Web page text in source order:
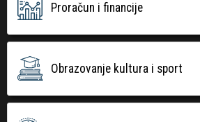
Proračun i financije
Obrazovanje kultura i sport